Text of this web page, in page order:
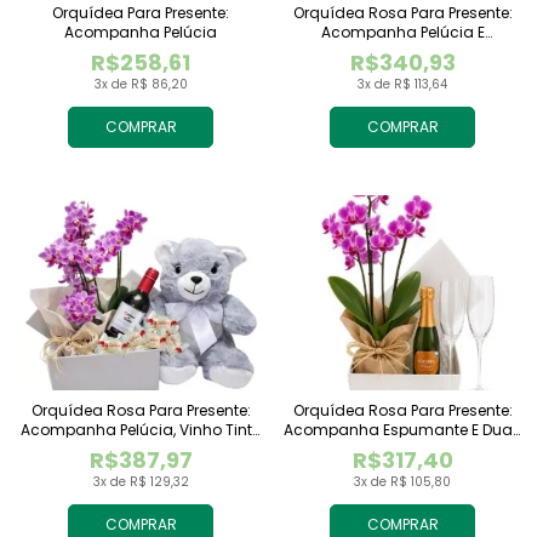
COMPRAR
3x de R$ 86,20
R$258,61
Orquídea Para Presente:
Acompanha Pelúcia
COMPRAR
3x de R$ 113,64
R$340,93
Orquídea Rosa Para Presente:
Acompanha Pelúcia E
Espumante
COMPRAR
3x de R$ 129,32
R$387,97
Orquídea Rosa Para Presente:
Acompanha Pelúcia, Vinho Tinto
Importado E Chocolate
Raffaello
COMPRAR
3x de R$ 105,80
R$317,40
Orquídea Rosa Para Presente:
Acompanha Espumante E Duas
Taças